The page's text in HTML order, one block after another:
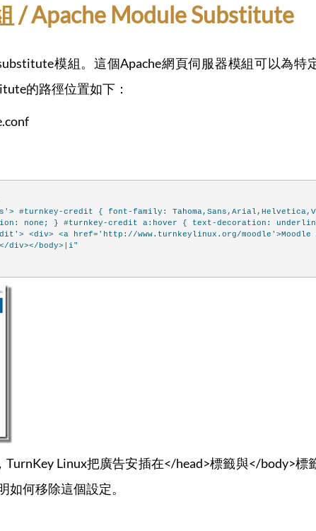
/ Apache Module Substitute
模組。這個Apache網頁伺服器模組可以為
的路徑位置如下：
#turnkey-credit { font-family:
none; } #turnkey-credit a:hover { text-decoration:
<div> <a href='http://www.turnkeylinux.org/
div></body>|i"
Linux把廣告安插在</head>標籤與</body>
何移除這個設定。